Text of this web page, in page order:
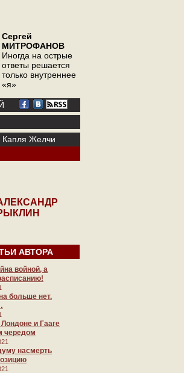
Сергей
МИТРОФАНОВ
Иногда на острые
ответы решается
только внутреннее
«я»
Капля Желчи
АВТОРА
войной, а
больше нет.
и Гааге
чередом
насмерть